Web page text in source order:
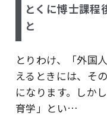
とくに博士課程
と
とりわけ、「外国
えるときには、そ
になります。しか
育学」とい…